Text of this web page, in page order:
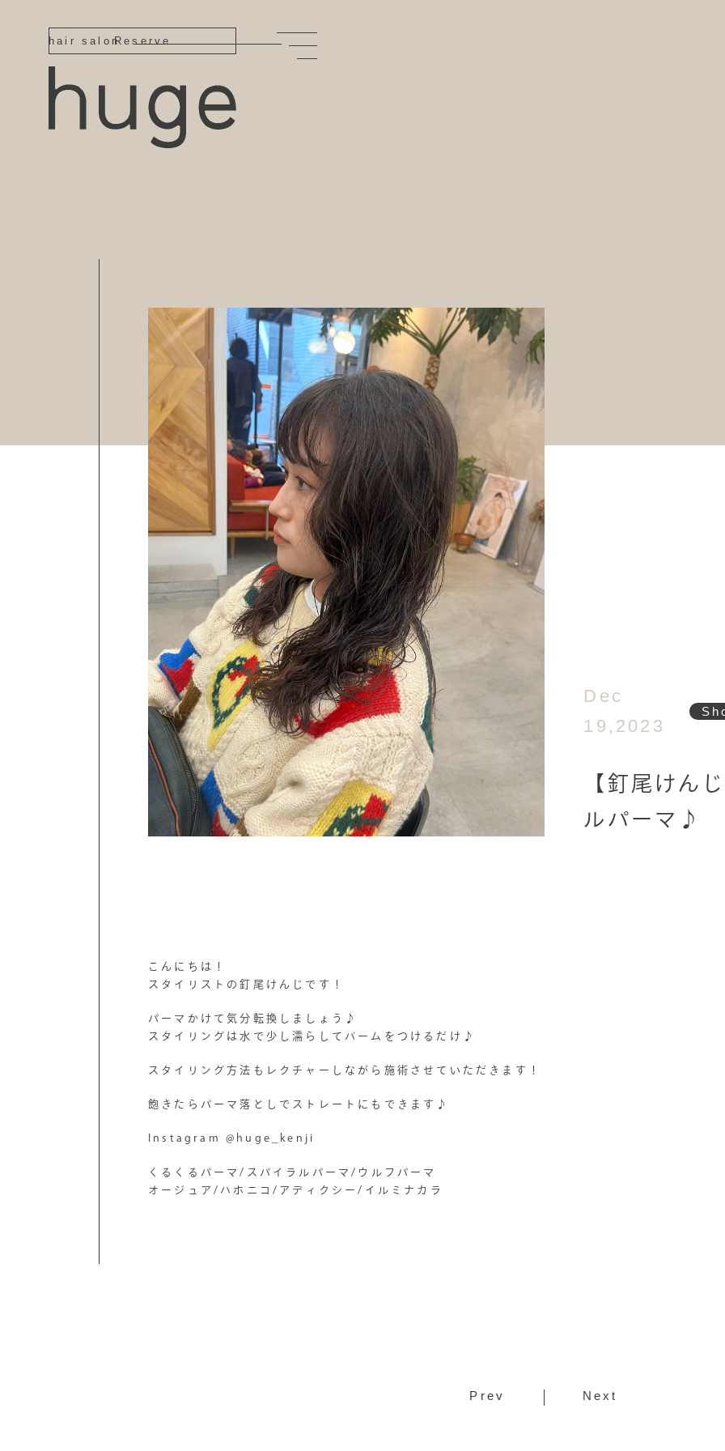
Reserve
hair salon
Dec
19,2023
【釘尾けん
ルパーマ♪
こんにちは！
スタイリストの釘尾けんじです！
パーマかけて気分転換しましょう♪
スタイリングは水で少し濡らしてバームをつけるだけ♪
スタイリング方法もレクチャーしながら施術させていただきます！
飽きたらパーマ落としでストレートにもできます♪
Instagram @huge_kenji
くるくるパーマ/スパイラルパーマ/ウルフパーマ
オージュア/ハホニコ/アディクシー/イルミナカラ
Prev Next